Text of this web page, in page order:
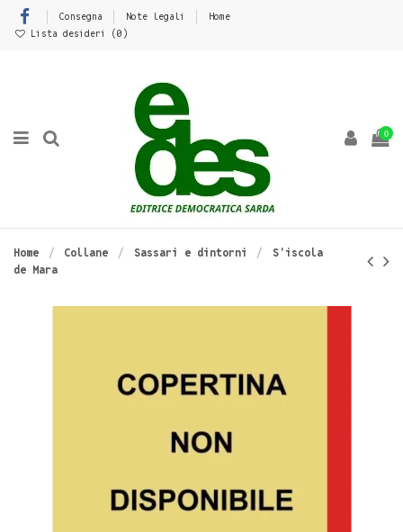
Consegna Note legali
Home
Lista desideri (0 )
0
Home Collane Sassari e dintorni
S'iscola
de Mara